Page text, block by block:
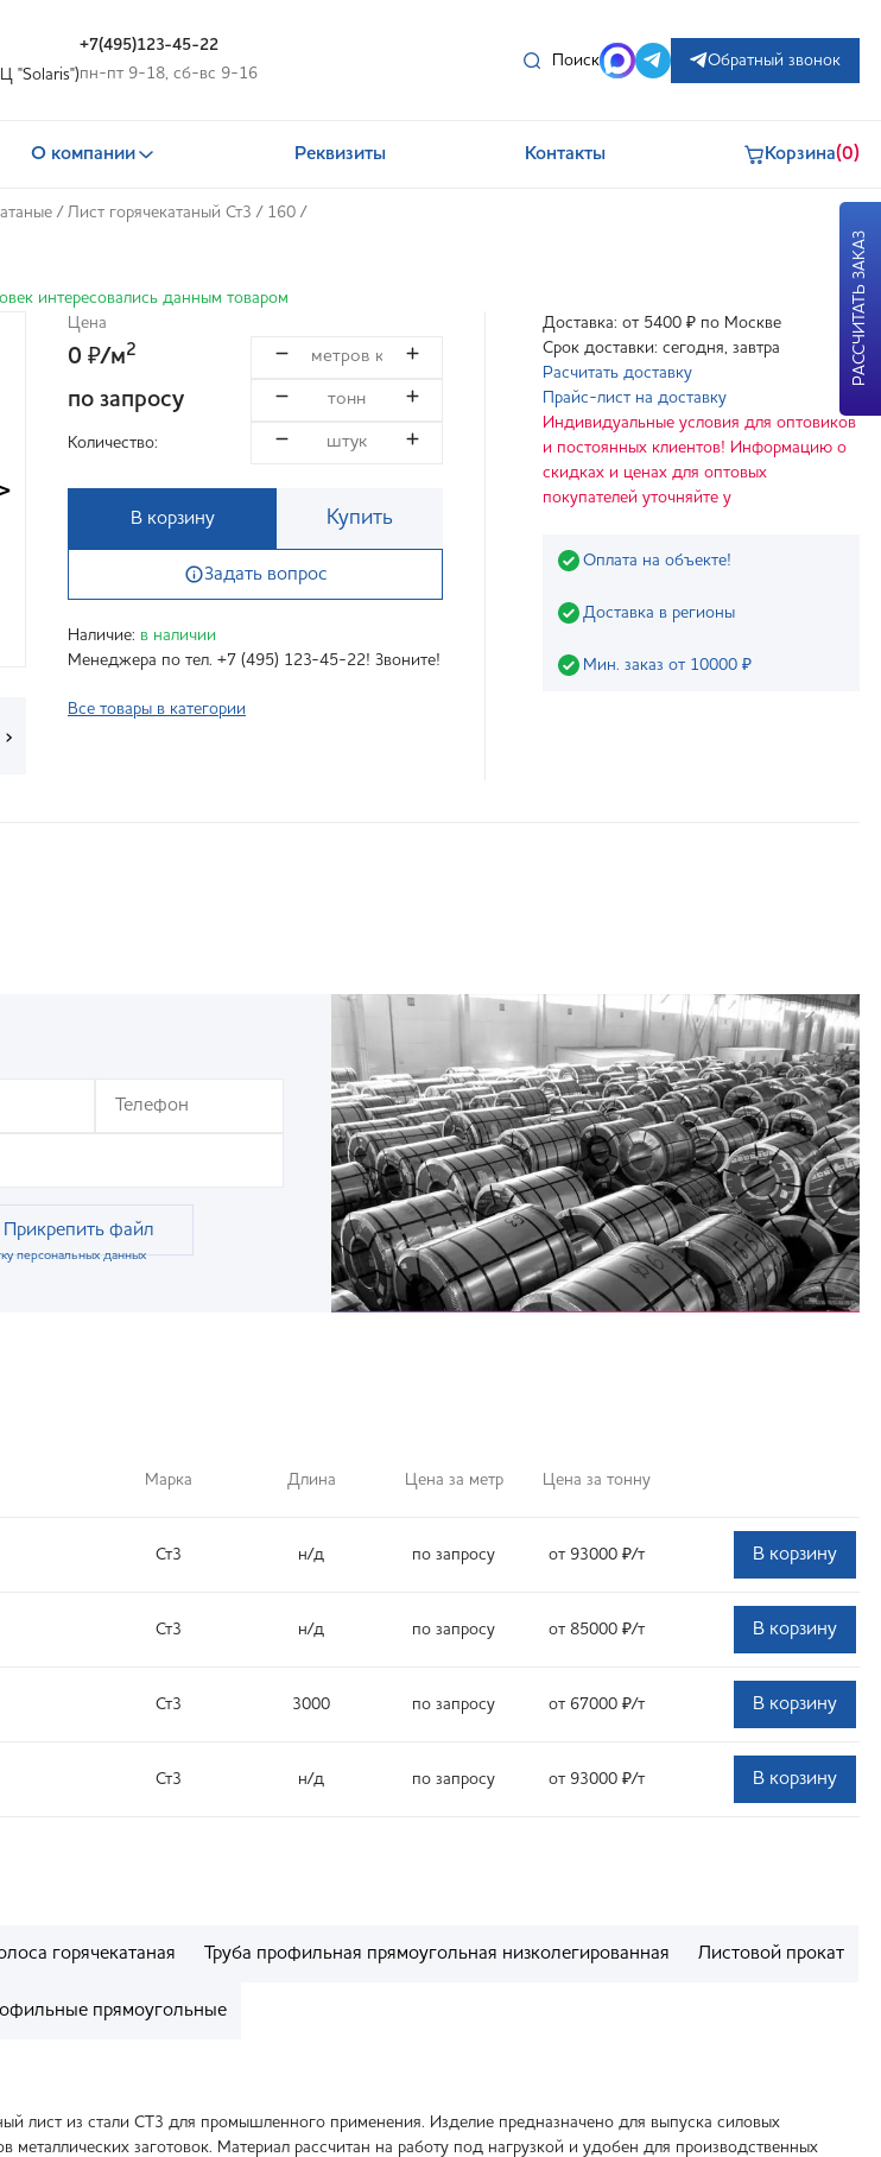
"Solaris")
+7(495)123-45-22
пн-пт 9-18, сб-вс 9-16
Поиск Обратный звонок
О компании Реквизиты Контакты Корзина(0)
/ Лист горячекатаный Ст3 / 160 /
интересовались данным товаром
›
Цена
0 ₽/м2
по запросу
Количество:
В корзину Купить
Задать вопрос
Наличие: в наличии
Менеджера по тел. +7 (495) 123-45-22! Звоните!
Все товары в категории
Доставка: от 5400 ₽ по Москве
Срок доставки: сегодня, завтра
Расчитать доставку
Прайс-лист на доставку
Индивидуальные условия для оптовиков
и постоянных клиентов! Информацию о
скидках и ценах для оптовых
покупателей уточняйте у
Оплата на объекте!
Доставка в регионы
Мин. заказ от 10000 ₽
Прикрепить файл
персональных данных
Марка Длина Цена за метр Цена за тонну
Ст3 н/д по запросу от 93000 ₽/т В корзину
Ст3 н/д по запросу от 85000 ₽/т В корзину
Ст3 3000 по запросу от 67000 ₽/т В корзину
Ст3 н/д по запросу от 93000 ₽/т В корзину
горячекатаная Труба профильная прямоугольная низколегированная Листовой прокат
прямоугольные
лист из стали СТ3 для промышленного применения. Изделие предназначено для выпуска силовых
металлических заготовок. Материал рассчитан на работу под нагрузкой и удобен для производственных
РАССЧИТАТЬ ЗАКАЗ